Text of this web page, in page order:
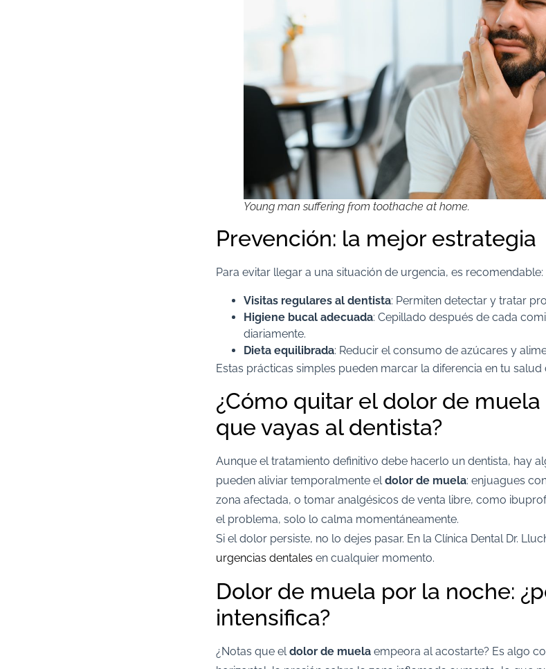
Young man suffering from toothache at home.
Prevención: la mejor estrategia
Para evitar llegar a una situación de urgencia, es recomendable:​
Visitas regulares al dentista: Permiten detectar y tratar
Higiene bucal adecuada: Cepillado después de cada
diariamente.​
Dieta equilibrada: Reducir el consumo de azúcares y
Estas prácticas simples pueden marcar la diferencia en tu salud
¿Cómo quitar el dolor de muela
que vayas al dentista?
Aunque el tratamiento definitivo debe hacerlo un dentista, hay
pueden aliviar temporalmente eldolor de muela: enjuagues
zona afectada, o tomar analgésicos de venta libre, como
el problema, solo lo calma momentáneamente.
Si el dolor persiste, no lo dejes pasar. En la Clínica Dental Dr.
urgencias dentales en cualquier momento.
Dolor de muela por la noche:
intensifica?
¿Notas que el dolor de muela empeora al acostarte? Es algo